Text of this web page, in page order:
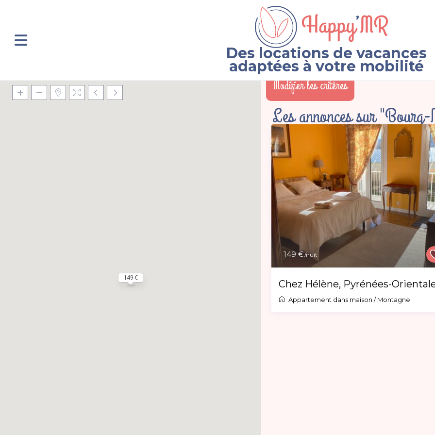
Des locations de vacances
adaptées à votre mobilité
149 €
Modifier les critères
Les annonces sur "Bourg-
149 €/nuit
Chez Hélène, Pyrénées-
Appartement dans maison /Montagne